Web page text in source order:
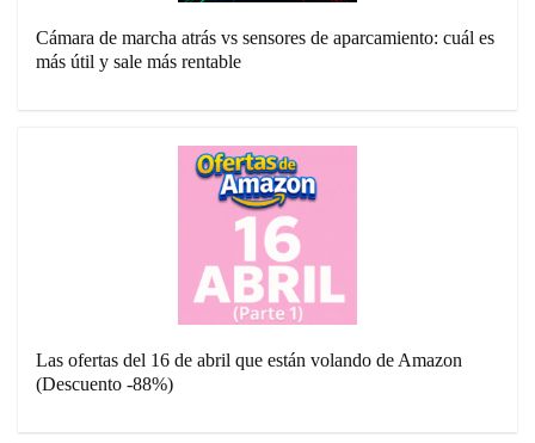
Cámara de marcha atrás vs sensores de aparcamiento: cuál es
más útil y sale más rentable
Las ofertas del 16 de abril que están volando de Amazon
(Descuento -88%)